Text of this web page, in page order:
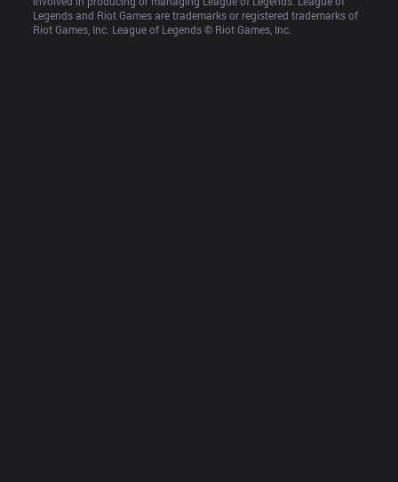
Legends and Riot Games are trademarks or registered trademarks of
Riot Games, Inc. League of Legends © Riot Games, Inc.